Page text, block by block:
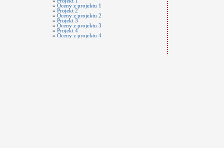
» Oceny z projektu 1
» Projekt 2
» Oceny z projektu 2
» Projekt 3
» Oceny z projektu 3
» Projekt 4
» Oceny z projektu 4